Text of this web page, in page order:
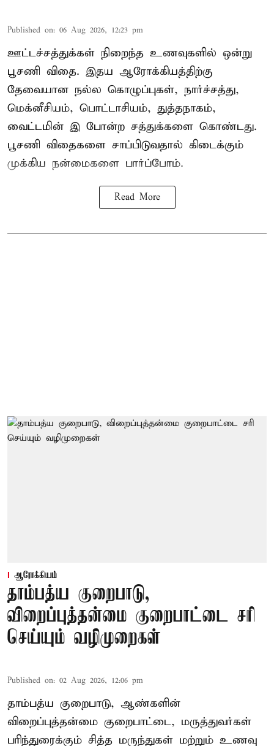
Published on: 06 Aug 2026, 12:23 pm
ஊட்டச்சத்துக்கள் நிறைந்த உணவுகளில் ஒன்று
பூசணி விதை. இதய ஆரோக்கியத்திற்கு
தேவையான நல்ல கொழுப்புகள், நார்ச்சத்து,
மெக்னீசியம், பொட்டாசியம், துத்தநாகம்,
வைட்டமின் இ போன்ற சத்துக்களை கொண்டது.
பூசணி விதைகளை சாப்பிடுவதால் கிடைக்கும்
முக்கிய நன்மைகளை பார்ப்போம்.
Read More
ஆரோக்கியம்
தாம்பத்ய குறைபாடு,
விறைப்புத்தன்மை குறைபாட்டை சரி
செய்யும் வழிமுறைகள்
Published on: 02 Aug 2026, 12:06 pm
தாம்பத்ய குறைபாடு, ஆண்களின்
விறைப்புத்தன்மை குறைபாட்டை, மருத்துவர்கள்
பரிந்துரைக்கும் சித்த மருந்துகள் மற்றும் உணவு